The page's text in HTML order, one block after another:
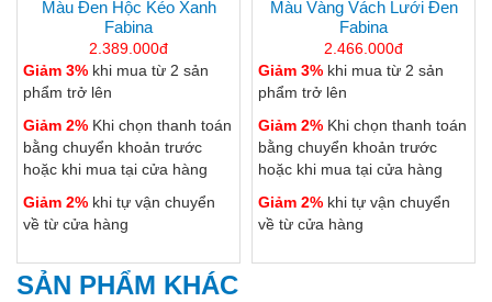
Màu Đen Hộc Kéo Xanh
Fabina
2.389.000đ
Giảm 3% khi mua từ 2 sản
phẩm trở lên
Giảm 2% Khi chọn thanh toán
bằng chuyển khoản trước
hoặc khi mua tại cửa hàng
Giảm 2% khi tự vận chuyển
về từ cửa hàng
Màu Vàng Vách Lưới Đen
Fabina
2.466.000đ
Giảm 3% khi mua từ 2 sản
phẩm trở lên
Giảm 2% Khi chọn thanh toán
bằng chuyển khoản trước
hoặc khi mua tại cửa hàng
Giảm 2% khi tự vận chuyển
về từ cửa hàng
SẢN PHẨM KHÁC